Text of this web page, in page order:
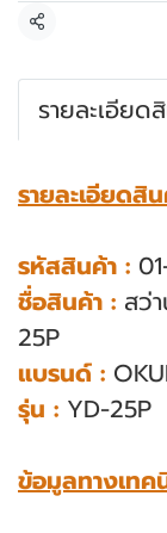
แชร์
รายละเอียด
รายละเอียดสิ
รหัสสินค้า :
ชื่อสินค้า : สว่
25P
แบรนด์ :
รุ่น : YD-25P
ข้อมูลทางเทค